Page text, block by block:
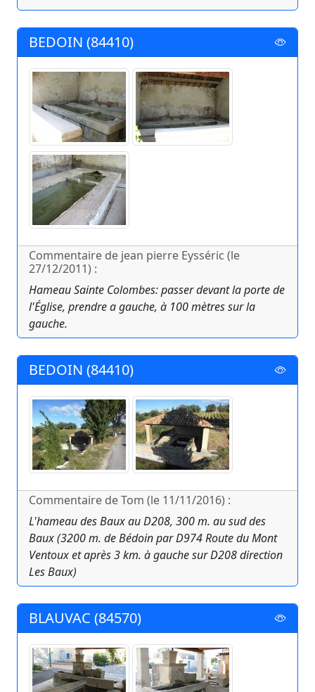
BEDOIN (84410)
Commentaire de jean pierre Eysséric (le
27/12/2011) :
Hameau Sainte Colombes: passer devant la porte de
l'Église, prendre a gauche, à 100 mètres sur la
gauche.
BEDOIN (84410)
Commentaire de Tom (le 11/11/2016) :
L'hameau des Baux au D208, 300 m. au sud des
Baux (3200 m. de Bédoin par D974 Route du Mont
Ventoux et après 3 km. à gauche sur D208 direction
Les Baux)
BLAUVAC (84570)